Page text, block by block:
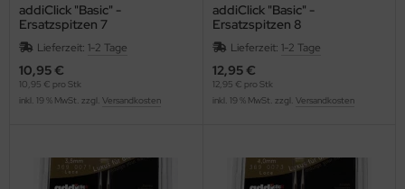
addiClick "Basic" -
Ersatzspitzen 7
Lieferzeit: 1-2 Tage
10,95 €
10,95 € pro Stk
inkl. 19 % MwSt. zzgl. Versandkosten
addiClick "Basic" -
Ersatzspitzen 8
Lieferzeit: 1-2 Tage
12,95 €
12,95 € pro Stk
inkl. 19 % MwSt. zzgl. Versandkosten